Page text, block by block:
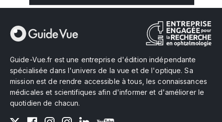
Guide-Vue.fr est une entreprise d'édition indépendante
spécialisée dans l'univers de la vue et de l'optique. Sa
mission est de rendre accessible à tous, les connaissances
médicales et scientifiques afin d'informer et d'améliorer le
quotidien de chacun.